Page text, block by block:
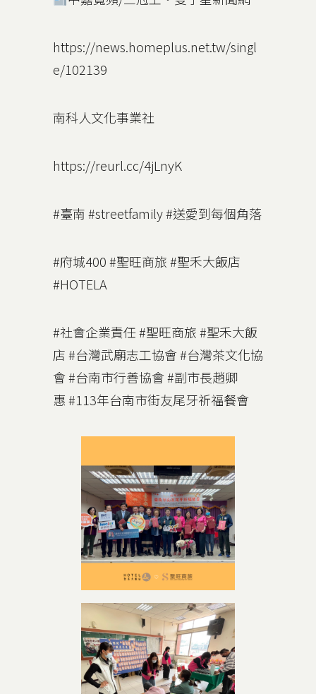
https://news.homeplus.net.tw/singl
e/102139
南科人文化事業社
https://reurl.cc/4jLnyK
#臺南 #streetfamily #送愛到每個角落
#府城400 #聖旺商旅 #聖禾大飯店
#HOTELA
#社會企業責任#聖旺商旅#聖禾大飯
店#台灣武廟志工協會#台灣茶文化協
會#台南市行善協會#副市長趙卿
惠#113年台南市街友尾牙祈福餐會